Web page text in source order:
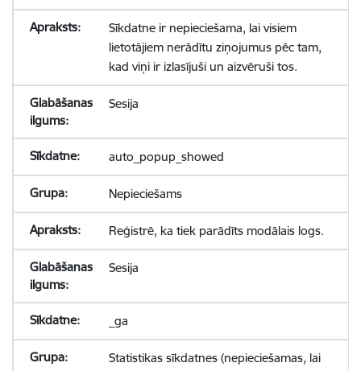
Sīkdatne ir nepieciešama, lai visiem
lietotājiem nerādītu ziņojumus pēc tam,
kad viņi ir izlasījuši un aizvēruši tos.
Sesija
auto_popup_showed
Nepieciešams
Reģistrē, ka tiek parādīts modālais logs.
Sesija
_ga
Statistikas sīkdatnes (nepieciešamas, lai